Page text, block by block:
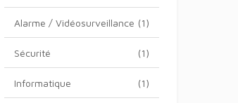
(1)
Alarme / Vidéosurveillance
(1)
Sécurité
(1)
Informatique